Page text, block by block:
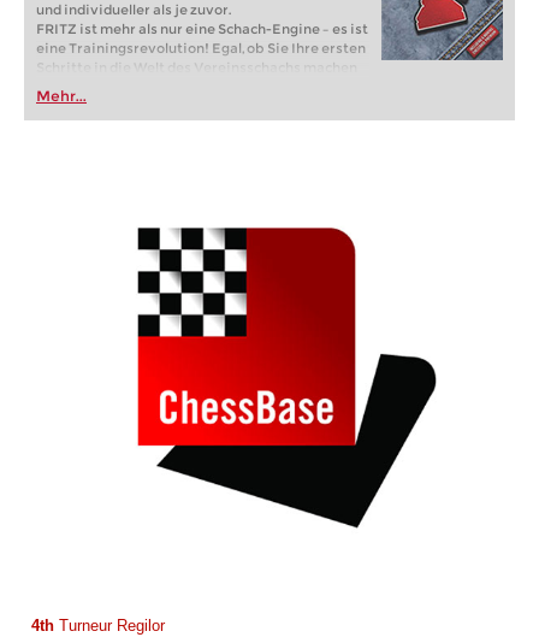
und individueller als je zuvor.
FRITZ ist mehr als nur eine Schach-Engine – es ist
eine Trainingsrevolution! Egal, ob Sie Ihre ersten
Schritte in die Welt des Vereinsschachs machen
oder bereits auf Turnierniveau spielen: Mit
FRITZ trainieren Sie effizienter, intelligenter und
individueller als je zuvor.
Mehr...
4th Turneur Regilor